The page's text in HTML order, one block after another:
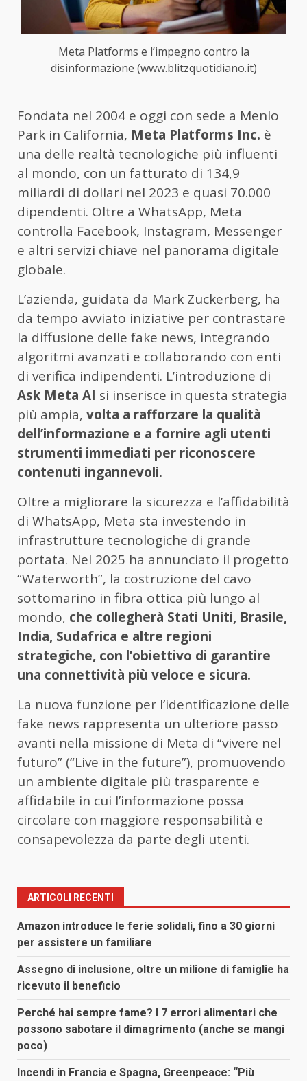
Meta Platforms e l’impegno contro la
disinformazione (www.blitzquotidiano.it)
Fondata nel 2004 e oggi con sede a Menlo
Park in California, Meta Platforms Inc. è
una delle realtà tecnologiche più influenti
al mondo, con un fatturato di 134,9
miliardi di dollari nel 2023 e quasi 70.000
dipendenti. Oltre a WhatsApp, Meta
controlla Facebook, Instagram, Messenger
e altri servizi chiave nel panorama digitale
globale.
L’azienda, guidata da Mark Zuckerberg, ha
da tempo avviato iniziative per contrastare
la diffusione delle fake news, integrando
algoritmi avanzati e collaborando con enti
di verifica indipendenti. L’introduzione di
Ask Meta AI si inserisce in questa strategia
più ampia, volta a rafforzare la qualità
dell’informazione e a fornire agli utenti
strumenti immediati per riconoscere
contenuti ingannevoli.
Oltre a migliorare la sicurezza e l’affidabilità
di WhatsApp, Meta sta investendo in
infrastrutture tecnologiche di grande
portata. Nel 2025 ha annunciato il progetto
“Waterworth”, la costruzione del cavo
sottomarino in fibra ottica più lungo al
mondo, che collegherà Stati Uniti, Brasile,
India, Sudafrica e altre regioni
strategiche, con l’obiettivo di garantire
una connettività più veloce e sicura.
La nuova funzione per l’identificazione delle
fake news rappresenta un ulteriore passo
avanti nella missione di Meta di “vivere nel
futuro” (“Live in the future”), promuovendo
un ambiente digitale più trasparente e
affidabile in cui l’informazione possa
circolare con maggiore responsabilità e
consapevolezza da parte degli utenti.
ARTICOLI RECENTI
Amazon introduce le ferie solidali, fino a 30 giorni
per assistere un familiare
Assegno di inclusione, oltre un milione di famiglie ha
ricevuto il beneficio
Perché hai sempre fame? I 7 errori alimentari che
possono sabotare il dimagrimento (anche se mangi
poco)
Incendi in Francia e Spagna, Greenpeace: “Più